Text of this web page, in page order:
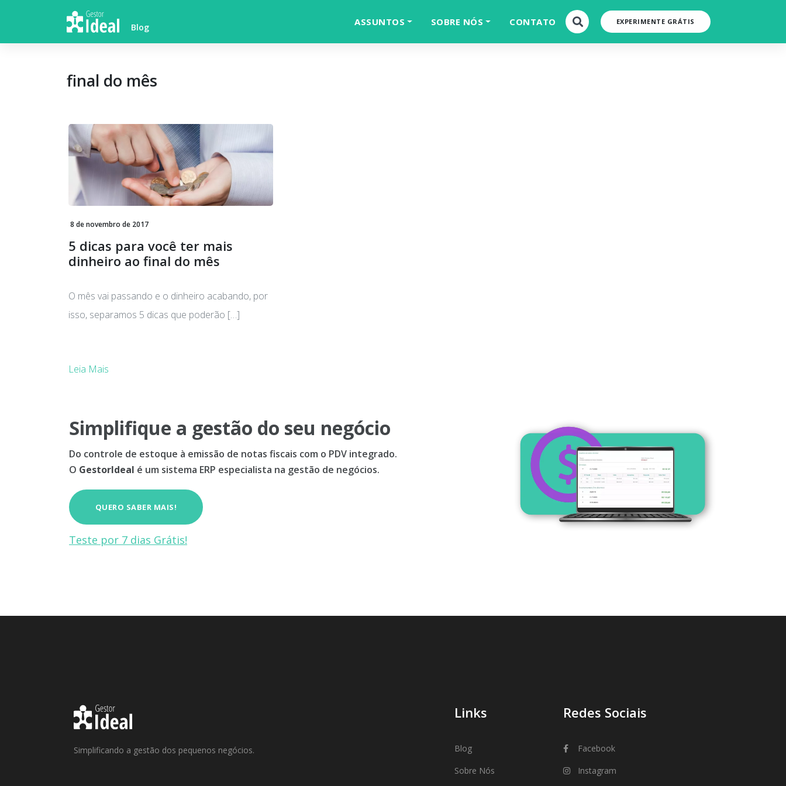
content
Blog ASSUNTOS SOBRE NÓS CONTATO EXPERIMENTE GRÁTIS
final do mês
8 de novembro de 2017
5 dicas para você ter mais
dinheiro ao final do mês
O mês vai passando e o dinheiro acabando, por
isso, separamos 5 dicas que poderão […]
Leia Mais
Simplifique a gestão do seu negócio
Do controle de estoque à emissão de notas fiscais com o PDV integrado.
O GestorIdeal é um sistema ERP especialista na gestão de negócios.
QUERO SABER MAIS!
Teste por 7 dias Grátis!
Simplificando a gestão dos pequenos negócios.
Links
Blog
Sobre Nós
Redes Sociais
Facebook
Instagram